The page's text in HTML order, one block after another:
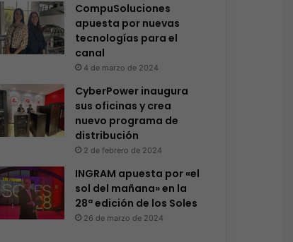
CompuSoluciones
apuesta por nuevas
tecnologías para el
canal
4 de marzo de 2024
CyberPower inaugura
sus oficinas y crea
nuevo programa de
distribución
2 de febrero de 2024
INGRAM apuesta por «el
sol del mañana» en la
28ª edición de los Soles
26 de marzo de 2024